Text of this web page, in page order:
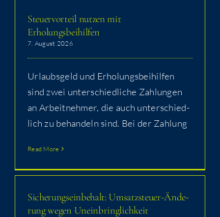
Steu­er­vor­teil nut­zen mit
Erholungsbeihilfen
7. August 2026
Urlaubs­geld und Erho­lungs­bei­hil­fen
sind zwei unter­schied­li­che Zah­lun­gen
an Arbeit­neh­mer, die auch unter­schied­
lich zu behan­deln sind. Bei der Zahlung
Read More
Siche­rungs­ein­be­halt: Umsat­z­steu­er-Ände­
rung wegen Uneinbringlichkeit